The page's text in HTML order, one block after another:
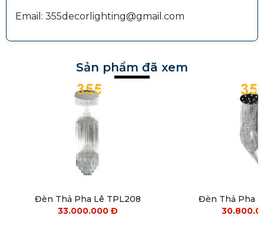
Email: 355decorlighting@gmail.com
Sản phẩm đã xem
Đèn Thả Pha Lê TPL208
33.000.000Đ
Đèn Thả Pha